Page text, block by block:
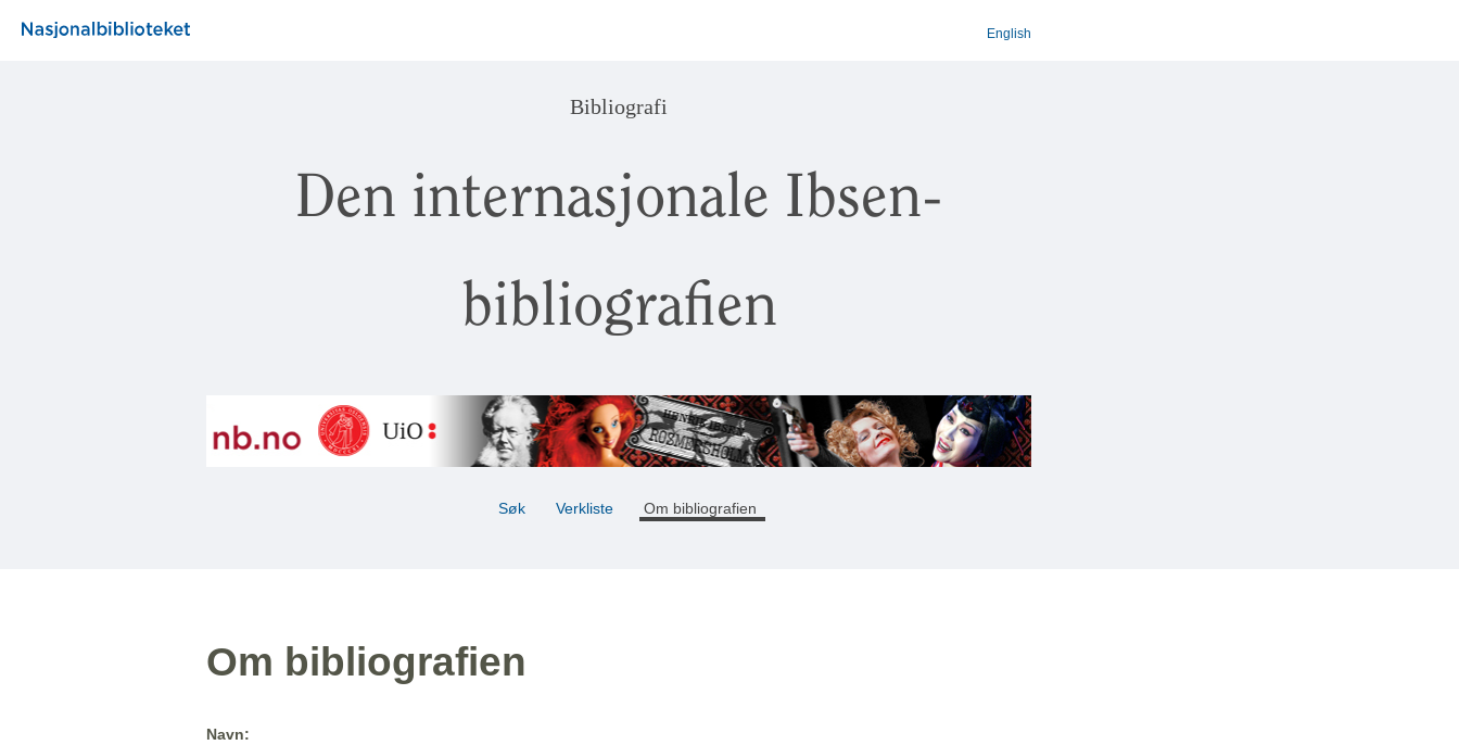
English
Bibliografi
Den internasjonale Ibsen-
bibliografien
Søk Verkliste Om bibliografien
Om bibliografien
Navn: